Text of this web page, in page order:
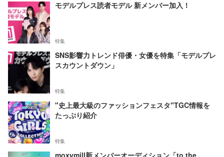
モデルプレス読者モデル 新メンバー加入！
特集
SNS影響力トレンド俳優・女優を特集「モデルプレ
スカウントダウン」
特集
"史上最大級のファッションフェスタ"TGC情報を
たっぷり紹介
特集
moxymill新メンバーオーディション「to the